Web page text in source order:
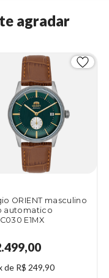
agradar
ORIENT masculino
automatico
E1MX
de R$ 249,90